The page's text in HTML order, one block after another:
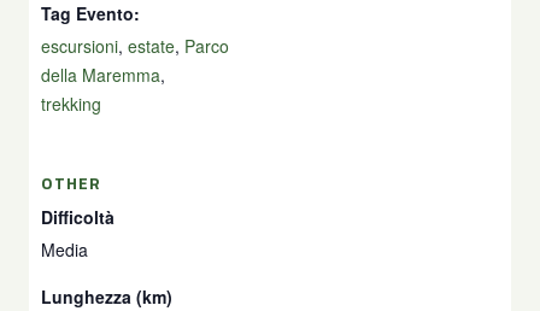
Tag Evento:
escursioni, estate, Parco
della Maremma,
trekking
OTHER
Difficoltà
Media
Lunghezza (km)